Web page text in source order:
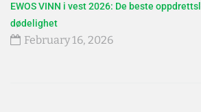
EWOS VINN i vest 2026: De beste
dødelighet
February 16, 2026